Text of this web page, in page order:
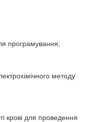
програмування;
методу
крові для проведення